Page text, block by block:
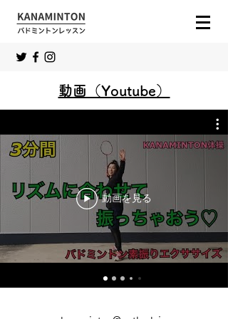
動画を見る
動画（Youtube）